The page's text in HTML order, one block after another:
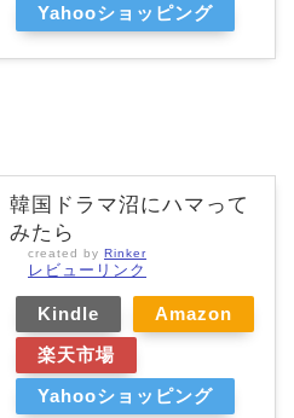
Yahooショッピング
韓国ドラマ沼にハマって
みたら
created by Rinker
レビューリンク
Kindle
Amazon
楽天市場
Yahooショッピング